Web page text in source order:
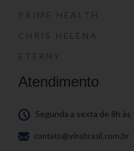
PRIME HEALTH
CHRIS HELENA
ETERNY
Atendimento
Segunda a sexta de 8h às
contato@yinsbrasil.com.br